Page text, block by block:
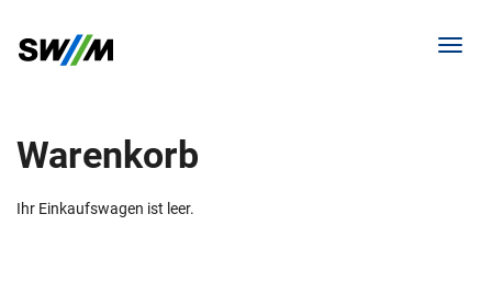
Menü
Warenkorb
Ihr Einkaufswagen ist leer.